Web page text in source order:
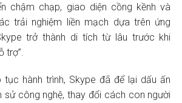
chậm chạp, giao diện cồng kềnh và
trải nghiệm liền mạch dựa trên ứng
trở thành di tích từ lâu trước khi
trợ”.
tục hành trình, Skype đã để lại dấu ấn
sử công nghệ, thay đổi cách con người